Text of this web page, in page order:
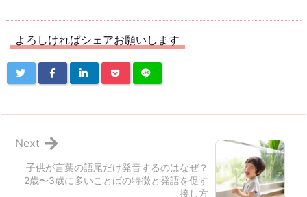
よろしければシェアお願いします
子供が言葉の語尾だけ発音するのはなぜ？
2歳〜3歳に多いことばの特徴と発語を促す
接し方
Next